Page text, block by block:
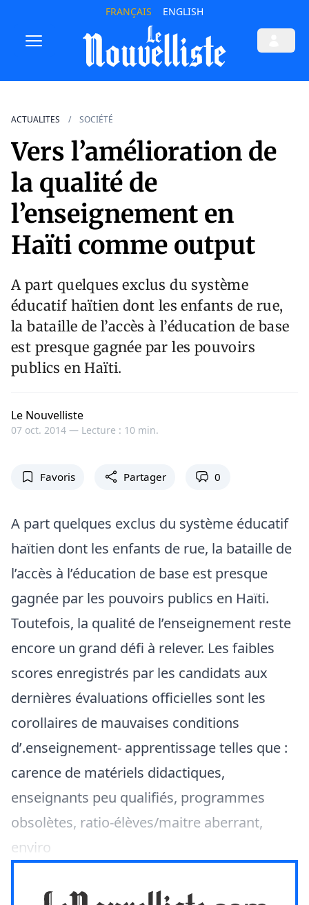
FRANÇAIS ENGLISH
ACTUALITES SOCIÉTÉ
Vers l’amélioration de
la qualité de
l’enseignement en
Haïti comme output
A part quelques exclus du système
éducatif haïtien dont les enfants de rue,
la bataille de l’accès à l’éducation de base
est presque gagnée par les pouvoirs
publics en Haïti.
Le Nouvelliste
07 oct. 2014 — Lecture : 10 min.
Favoris Partager 0
A part quelques exclus du système éducatif
haïtien dont les enfants de rue, la bataille de
l’accès à l’éducation de base est presque
gagnée par les pouvoirs publics en Haïti.
Toutefois, la qualité de l’enseignement reste
encore un grand défi à relever. Les faibles
scores enregistrés par les candidats aux
dernières évaluations officielles sont les
corollaires de mauvaises conditions
d’.enseignement- apprentissage telles que :
carence de matériels didactiques,
enseignants peu qualifiés, programmes
obsolètes, ratio-élèves/maitre aberrant,
enviro